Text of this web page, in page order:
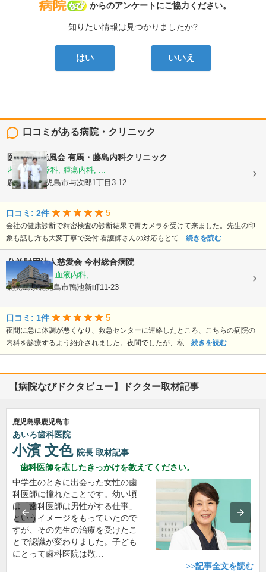
病院なび
からのアンケートにご協力ください。
知りたい情報は見つかりましたか?
はい いいえ
口コミがある病院・クリニック
医療法人光風会 有馬・藤島内科クリニック
内科, 消化器科, 腫瘍内科, ...
鹿児島県鹿児島市与次郎1丁目3-12
口コミ: 2件 5
会社の健康診断で精密検査の診断結果で胃カメラを受けて来ました。先生の印
象も話し方も大変丁寧で受付 看護師さんの対応もとて... 続きを読む
公益財団法人慈愛会 今村総合病院
内科, 救急科, 血液内科, ...
鹿児島県鹿児島市鴨池新町11-23
口コミ: 1件 5
夜間に急に体調が悪くなり、救急センターに連絡したところ、こちらの病院の
内科を診療するよう紹介されました。夜間でしたが、私... 続きを読む
【病院なびドクタビュー】ドクター取材記事
鹿児島県鹿児島市
あいろ歯科医院
小濱 文色 院長 取材記事
歯科医師を志したきっかけを教えてください。
中学生のときに出会った女性の歯
科医師に憧れたことです。幼い頃
は「歯科医師は男性がする仕事」
というイメージをもっていたので
すが、その先生の治療を受けたこ
とで認識が変わりました。子ども
にとって歯科医院は敬…
>>記事全文を読む